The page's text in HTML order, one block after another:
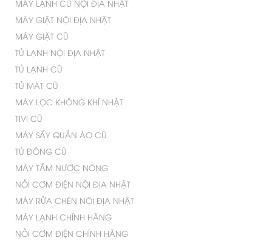
MÁY LẠNH CŨ NỘI ĐỊA NHẬT
MÁY GIẶT NỘI ĐỊA NHẬT
MÁY GIẶT CŨ
TỦ LẠNH NỘI ĐỊA NHẬT
TỦ LẠNH CŨ
TỦ MÁT CŨ
MÁY LỌC KHÔNG KHÍ NHẬT
TIVI CŨ
MÁY SẤY QUẦN ÁO CŨ
TỦ ĐÔNG CŨ
MÁY TẮM NƯỚC NÓNG
NỒI CƠM ĐIỆN NỘI ĐỊA NHẬT
MÁY RỬA CHÉN NỘI ĐỊA NHẬT
MÁY LẠNH CHÍNH HÃNG
NỒI CƠM ĐIỆN CHÍNH HÃNG